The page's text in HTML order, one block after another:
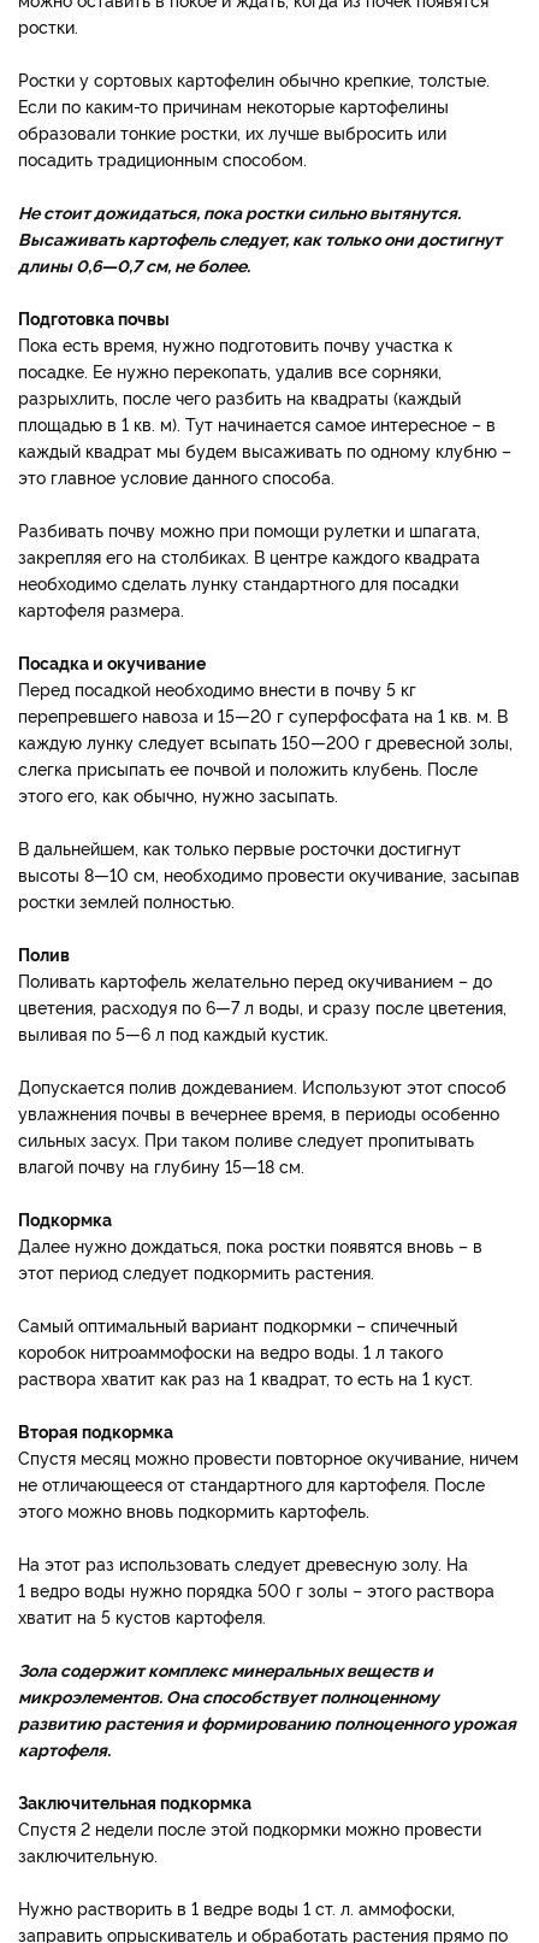
ростки.
Ростки у сортовых картофелин обычно крепкие, толстые.
Если по каким-то причинам некоторые картофелины
образовали тонкие ростки, их лучше выбросить или
посадить традиционным способом.
Не стоит дожидаться, пока ростки сильно вытянутся.
Высаживать картофель следует, как только они достигнут
длины 0,6—0,7 см, не более.
Подготовка почвы
Пока есть время, нужно подготовить почву участка к
посадке. Ее нужно перекопать, удалив все сорняки,
разрыхлить, после чего разбить на квадраты (каждый
площадью в 1 кв. м). Тут начинается самое интересное – в
каждый квадрат мы будем высаживать по одному клубню –
это главное условие данного способа.
Разбивать почву можно при помощи рулетки и шпагата,
закрепляя его на столбиках. В центре каждого квадрата
необходимо сделать лунку стандартного для посадки
картофеля размера.
Посадка и окучивание
Перед посадкой необходимо внести в почву 5 кг
перепревшего навоза и 15—20 г суперфосфата на 1 кв. м. В
каждую лунку следует всыпать 150—200 г древесной золы,
слегка присыпать ее почвой и положить клубень. После
этого его, как обычно, нужно засыпать.
В дальнейшем, как только первые росточки достигнут
высоты 8—10 см, необходимо провести окучивание, засыпав
ростки землей полностью.
Полив
Поливать картофель желательно перед окучиванием – до
цветения, расходуя по 6—7 л воды, и сразу после цветения,
выливая по 5—6 л под каждый кустик.
Допускается полив дождеванием. Используют этот способ
увлажнения почвы в вечернее время, в периоды особенно
сильных засух. При таком поливе следует пропитывать
влагой почву на глубину 15—18 см.
Подкормка
Далее нужно дождаться, пока ростки появятся вновь – в
этот период следует подкормить растения.
Самый оптимальный вариант подкормки – спичечный
коробок нитроаммофоски на ведро воды. 1 л такого
раствора хватит как раз на 1 квадрат, то есть на 1 куст.
Вторая подкормка
Спустя месяц можно провести повторное окучивание, ничем
не отличающееся от стандартного для картофеля. После
этого можно вновь подкормить картофель.
На этот раз использовать следует древесную золу. На
1 ведро воды нужно порядка 500 г золы – этого раствора
хватит на 5 кустов картофеля.
Зола содержит комплекс минеральных веществ и
микроэлементов. Она способствует полноценному
развитию растения и формированию полноценного урожая
картофеля.
Заключительная подкормка
Спустя 2 недели после этой подкормки можно провести
заключительную.
Нужно растворить в 1 ведре воды 1 ст. л. аммофоски,
заправить опрыскиватель и обработать растения прямо по